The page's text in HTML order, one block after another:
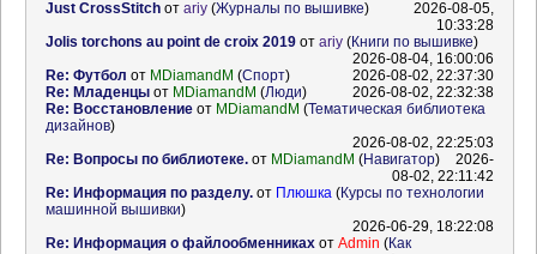
Just CrossStitchот ariy(Журналы по вышивке)
2026-08-05,
10:33:28
Jolis torchons au point de croix 2019от ariy(Книги по вышивке)
2026-08-04, 16:00:06
Re: Футбол от MDiamandM (Спорт)
2026-08-02, 22:37:30
Re: Младенцыот MDiamandM (Люди)
2026-08-02, 22:32:38
Re: Восстановлениеот MDiamandM (Тематическая библиотека
дизайнов)
2026-08-02, 22:25:03
Re: Вопросы по библиотеке.от MDiamandM (Навигатор)
2026-
08-02, 22:11:42
Re: Информация по разделу.от Плюшка (Курсы по технологии
машинной вышивки)
2026-06-29, 18:22:08
Re: Информация о файлообменникахот Admin (Как